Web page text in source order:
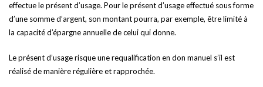
effectue le présent d’usage. Pour le présent d’usage effectué sous forme
d’une somme d’argent, son montant pourra, par exemple, être limité à
la capacité d’épargne annuelle de celui qui donne.
Le présent d’usage risque une requalification en don manuel s’il est
réalisé de manière régulière et rapprochée.